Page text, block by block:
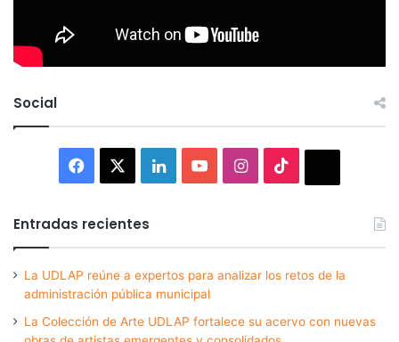
Social
Facebook LinkedInYouTubeInstagram
Entradas recientes
La UDLAP reúne a expertos para analizar los retos de la
administración pública municipal
La Colección de Arte UDLAP fortalece su acervo con nuevas